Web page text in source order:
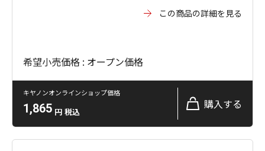
この商品の詳細を見る
希望小売価格 : オープン価格
キヤノンオンラインショップ価格
1,865 円 税込
購入する